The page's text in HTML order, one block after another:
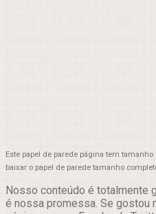
Este papel de parede página tem tamanho
baixar o papel de parede tamanho
Nosso conteúdo é totalmente
é nossa promessa. Se gostou